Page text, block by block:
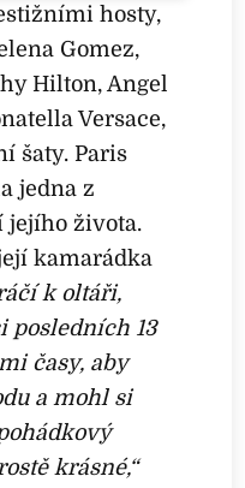
hosty,
Gomez,
Hilton, Angel
Versace,
šaty. Paris
jedna z
jejího života.
kamarádka
k oltáři,
posledních 13
časy, aby
a mohl si
krásné,“